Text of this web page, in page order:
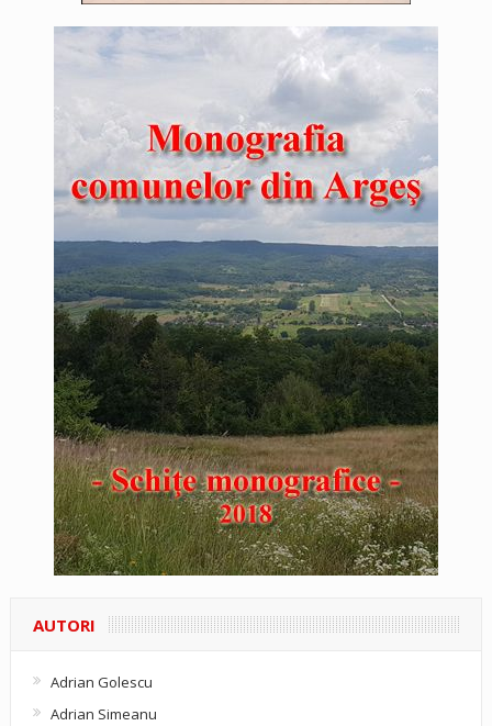
AUTORI
Adrian Golescu
Adrian Simeanu